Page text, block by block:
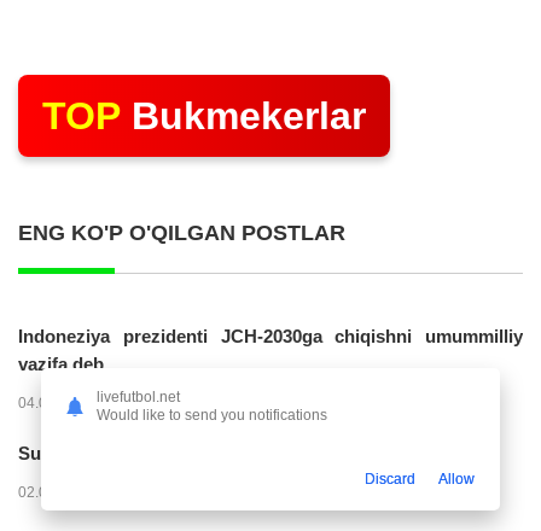
TOP Bukmekerlar
ENG KO'P O'QILGAN POSTLAR
Indoneziya prezidenti JCH-2030ga chiqishni umummilliy
vazifa deb...
04.08.2026 02:11 14274
Superliga. “Buxoro” - “Lokomotiv”...
02.08.2026 03:08
livefutbol.net
Would like to send you notifications
Discard Allow